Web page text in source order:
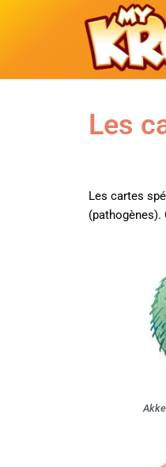
Les
Les cartes